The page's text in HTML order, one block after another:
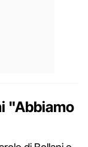
"Abbiamo